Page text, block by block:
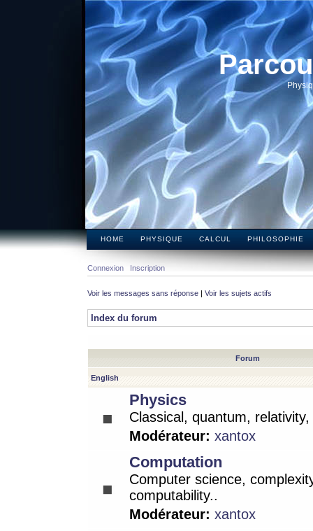
HOME PHYSIQUE CALCUL PHILOSOPHIE
Connexion Inscription
Voir les messages sans réponse | Voir les sujets actifs
Index du forum
Forum
English
Physics
Classical, quantum,
Modérateur: xantox
Computation
Computer science,
computability..
Modérateur: xantox